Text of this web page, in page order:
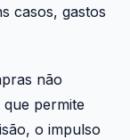
casos, gastos
não
permite
o impulso